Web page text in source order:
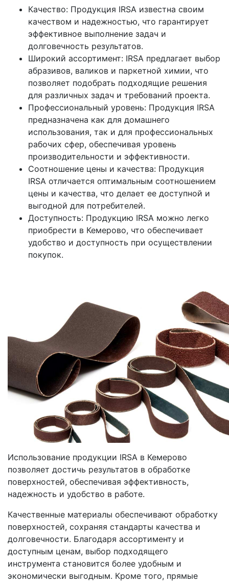
Качество: Продукция IRSA известна своим
качеством и надежностью, что гарантирует
эффективное выполнение задач и
долговечность результатов.
Широкий ассортимент: IRSA предлагает выбор
абразивов, валиков и паркетной химии, что
позволяет подобрать подходящие решения
для различных задач и требований проекта.
Профессиональный уровень: Продукция IRSA
предназначена как для домашнего
использования, так и для профессиональных
рабочих сфер, обеспечивая уровень
производительности и эффективности.
Соотношение цены и качества: Продукция
IRSA отличается оптимальным соотношением
цены и качества, что делает ее доступной и
выгодной для потребителей.
Доступность: Продукцию IRSA можно легко
приобрести в Кемерово, что обеспечивает
удобство и доступность при осуществлении
покупок.
Использование продукции IRSA в Кемерово
позволяет достичь результатов в обработке
поверхностей, обеспечивая эффективность,
надежность и удобство в работе.
Качественные материалы обеспечивают обработку
поверхностей, сохраняя стандарты качества и
долговечности. Благодаря ассортименту и
доступным ценам, выбор подходящего
инструмента становится более удобным и
экономически выгодным. Кроме того, прямые